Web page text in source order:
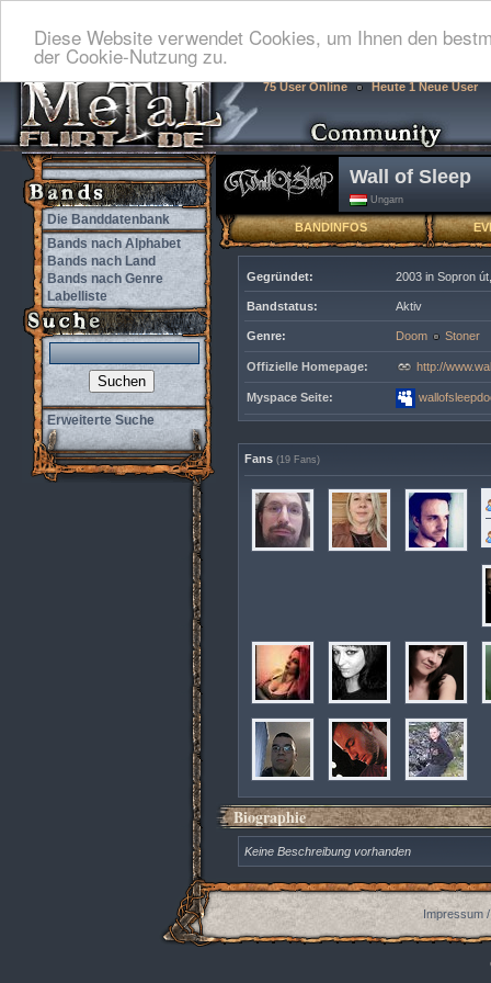
Diese Website verwendet Cookies, um Ihnen den
der Cookie-Nutzung zu.
75 User Online Heute 1 Neue User
Die Banddatenbank
Bands nach Alphabet
Bands nach Land
Bands nach Genre
Labelliste
Erweiterte Suche
Wall of Sleep
Ungarn
BANDINFOS
Gegründet: 2003 in Sopron
Bandstatus: Aktiv
Genre: Doom Stoner
Offizielle Homepage: http://
Myspace Seite:
Fans (19 Fans)
Biographie
Keine Beschreibung vorhanden
Impressum